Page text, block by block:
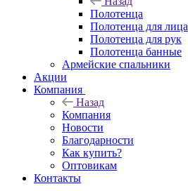
Полотенца
Полотенца для лица
Полотенца для рук
Полотенца банные
Армейские спальники
Акции
Компания
Назад
Компания
Новости
Благодарности
Как купить?
Оптовикам
Контакты